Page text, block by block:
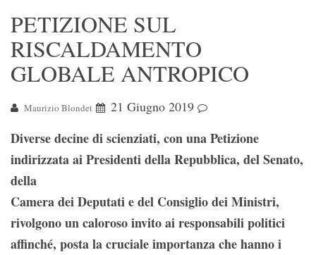
PETIZIONE SUL
RISCALDAMENTO
GLOBALE ANTROPICO
Maurizio Blondet 21 Giugno 2019
Diverse decine di scienziati, con una Petizione
indirizzata ai Presidenti della Repubblica, del Senato,
della
Camera dei Deputati e del Consiglio dei Ministri,
rivolgono un caloroso invito ai responsabili politici
affinché, posta la cruciale importanza che hanno i